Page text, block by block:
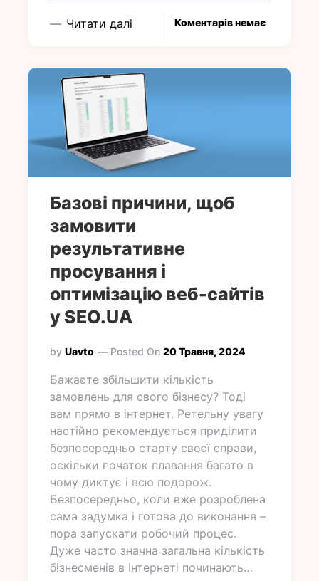
Читати далі Коментарів немає
Базові причини, щоб
замовити
результативне
просування і
оптимізацію веб-сайтів
у SEO.UA
by Uavto Posted On 20 Травня, 2024
Бажаєте збільшити кількість
замовлень для свого бізнесу? Тоді
вам прямо в інтернет. Ретельну увагу
настійно рекомендується приділити
безпосередньо старту своєї справи,
оскільки початок плавання багато в
чому диктує і всю подорож.
Безпосередньо, коли вже розроблена
сама задумка і готова до виконання –
пора запускати робочий процес.
Дуже часто значна загальна кількість
бізнесменів в Інтернеті починають…